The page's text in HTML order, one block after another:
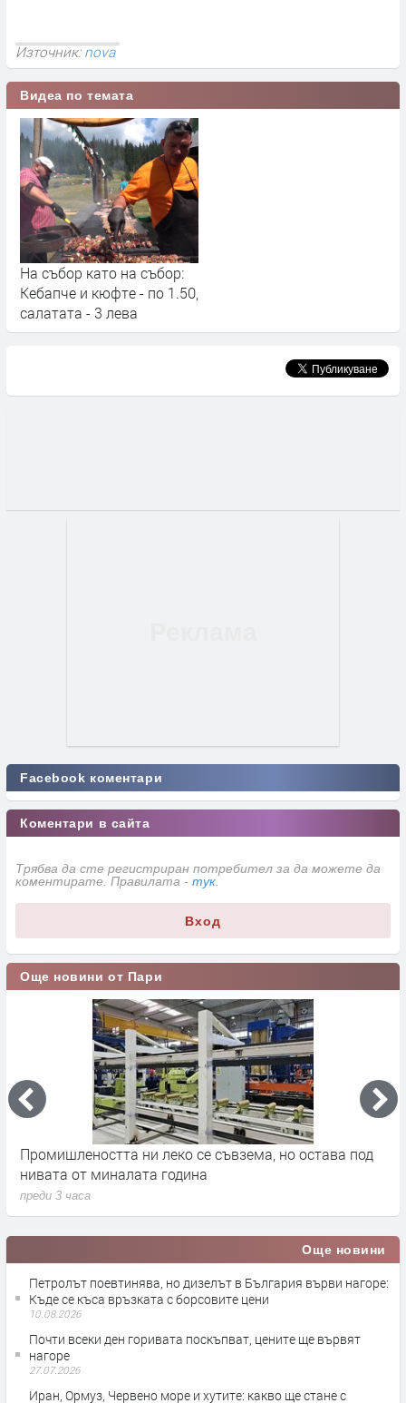
Източник:nova
Видеа по темата
На събор като на събор:
Кебапче и кюфте - по 1.50,
салатата - 3 лева
Facebook коментари
Коментари в сайта
Трябва да сте регистриран потребител за да можете да
коментирате. Правилата - тук
Вход
Още новини от Пари
Инициативата „Кошница с грижа“ съвсем замря
преди 4 часа
Още новини
Петролът поевтинява, но дизелът в България върви нагоре:
Къде се къса връзката с борсовите цени
10.08.2026
Почти всеки ден горивата поскъпват, цените ще вървят
нагоре
27.07.2026
Иран, Ормуз, Червено море и хутите: какво ще стане с